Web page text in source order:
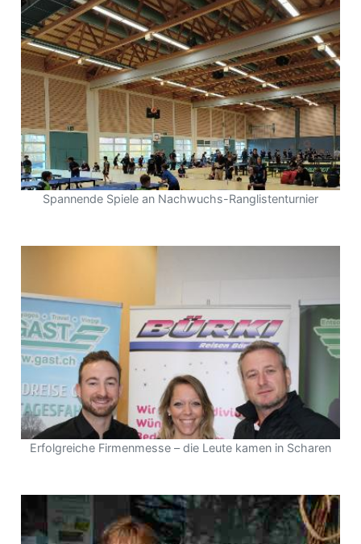
Spannende Spiele an Nachwuchs-Ranglistenturnier
Erfolgreiche Firmenmesse – die Leute kamen in Scharen